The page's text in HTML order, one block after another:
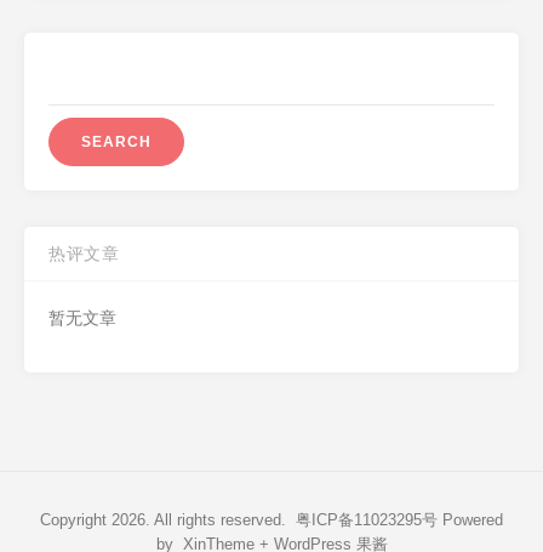
热评文章
暂无文章
Copyright 2026. All rights reserved. 粤ICP备11023295号 Powered
by XinTheme+ WordPress 果酱